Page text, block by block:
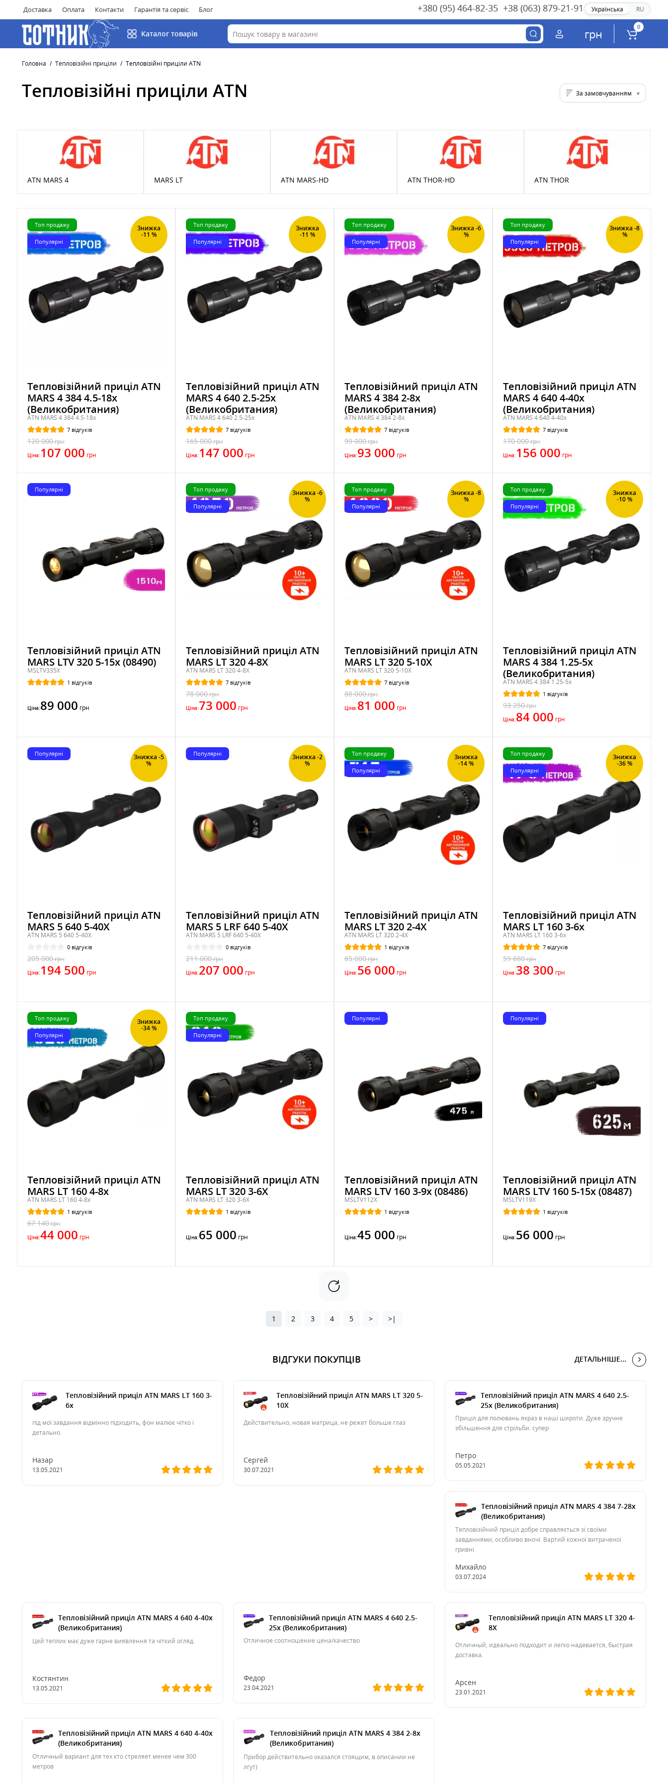
Доставка Оплата Контакти Гарантія та сервіс Блог Українська RU
+380 (95) 464-82-35 +38 (063) 879-21-91
Каталог товарів грн 0
Головна Тепловізійні приціли Тепловізійні приціли ATN
Тепловізійні приціли ATN
ATN MARS 4 MARS LT ATN MARS-HD ATN THOR-HD ATN THOR
За замовчуванням
Знижка
-11 %
Топ продажу
Популярні
Тепловізійний приціл ATN
MARS 4 384 4.5-18x
(Великобритания)
ATN MARS 4 384 4.5-18x
7 відгуків
120 000грн
Ціна: 107 000 грн
Знижка
-11 %
Топ продажу
Популярні
Тепловізійний приціл ATN
MARS 4 640 2.5-25x
(Великобритания)
ATN MARS 4 640 2.5-25x
7 відгуків
165 000грн
Ціна: 147 000 грн
Знижка -6
%
Топ продажу
Популярні
Тепловізійний приціл ATN
MARS 4 384 2-8x
(Великобритания)
ATN MARS 4 384 2-8x
7 відгуків
99 000грн
Ціна:93 000 грн
Знижка -8
%
Топ продажу
Популярні
Тепловізійний приціл ATN
MARS 4 640 4-40x
(Великобритания)
ATN MARS 4 640 4-40x
7 відгуків
170 000грн
Ціна: 156 000 грн
Популярні
Тепловізійний приціл ATN
MARS LTV 320 5-15x (08490)
MSLTV335X
1 відгуків
Ціна:89 000 грн
Знижка -6
%
Топ продажу
Популярні
Тепловізійний приціл ATN
MARS LT 320 4-8X
ATN MARS LT 320 4-8X
7 відгуків
78 000грн
Ціна:73 000 грн
Знижка -8
%
Топ продажу
Популярні
Тепловізійний приціл ATN
MARS LT 320 5-10X
ATN MARS LT 320 5-10X
7 відгуків
88 000грн
Ціна:81 000 грн
Знижка
-10 %
Топ продажу
Популярні
Тепловізійний приціл ATN
MARS 4 384 1.25-5x
(Великобритания)
ATN MARS 4 384 1.25-5x
1 відгуків
93 250грн
Ціна:84 000 грн
Знижка -5
%
Популярні
Тепловізійний приціл ATN
MARS 5 640 5-40X
ATN MARS 5 640 5-40X
0 відгуків
205 000грн
Ціна: 194 500 грн
Знижка -2
%
Популярні
Тепловізійний приціл ATN
MARS 5 LRF 640 5-40X
ATN MARS 5 LRF 640 5-40X
0 відгуків
211 000грн
Ціна:207 000 грн
Знижка
-14 %
Топ продажу
Популярні
Тепловізійний приціл ATN
MARS LT 320 2-4X
ATN MARS LT 320 2-4X
1 відгуків
65 000грн
Ціна:56 000 грн
Знижка
-36 %
Топ продажу
Популярні
Тепловізійний приціл ATN
MARS LT 160 3-6x
ATN MARS LT 160 3-6x
7 відгуків
59 680грн
Ціна:38 300 грн
Знижка
-34 %
Топ продажу
Популярні
Тепловізійний приціл ATN
MARS LT 160 4-8x
ATN MARS LT 160 4-8x
1 відгуків
67 140грн
Ціна:44 000 грн
Топ продажу
Популярні
Тепловізійний приціл ATN
MARS LT 320 3-6X
ATN MARS LT 320 3-6X
1 відгуків
Ціна:65 000 грн
Популярні
Тепловізійний приціл ATN
MARS LTV 160 3-9x (08486)
MSLTV112X
1 відгуків
Ціна:45 000 грн
Популярні
Тепловізійний приціл ATN
MARS LTV 160 5-15x (08487)
MSLTV119X
1 відгуків
Ціна:56 000 грн
1 2 3 4 5 > >|
ВІДГУКИ ПОКУПЦІВ ДЕТАЛЬНІШЕ...
Тепловізійний приціл ATN MARS LT 160 3-
6x
під мої завдання відмінно підходить, фон малює чітко і
детально.
Назар
13.05.2021
Тепловізійний приціл ATN MARS LT 320 5-
10X
Действительно, новая матрица, не режет больше глаз
Сергей
30.07.2021
Тепловізійний приціл ATN MARS 4 640 2.5-
25x (Великобритания)
Приціл для полювань якраз в наші широти. Дуже зручне
збільшення для стрільби. супер
Петро
05.05.2021
Тепловізійний приціл ATN MARS 4 384 7-28x
(Великобритания)
Тепловізійний приціл добре справляється зі своїми
завданнями, особливо вночі. Вартий кожної витраченої
гривні.
Михайло
03.07.2024
Тепловізійний приціл ATN MARS 4 640 4-40x
(Великобритания)
Цей теплик має дуже гарне виявлення та чіткий огляд.
Костянтин
13.05.2021
Тепловізійний приціл ATN MARS 4 640 2.5-
25x (Великобритания)
Отличное соотношение цена/качество
Федор
23.04.2021
Тепловізійний приціл ATN MARS LT 320 4-
8X
Отличный, идеально подходит и легко надевается, быстрая
доставка.
Арсен
23.01.2021
Тепловізійний приціл ATN MARS 4 640 4-40x
(Великобритания)
Отличный вариант для тех кто стреляет менее чем 300
метров
Тепловізійний приціл ATN MARS 4 384 2-8x
(Великобритания)
Прибор действительно оказался стоящим, в описании не
лгут)